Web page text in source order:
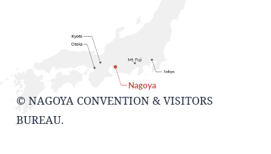
© NAGOYA CONVENTION & VISITORS
BUREAU.